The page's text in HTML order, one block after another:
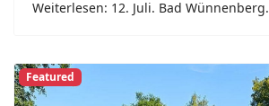
Weiterlesen: 12. Juli. Bad Wünnenberg.
Featured